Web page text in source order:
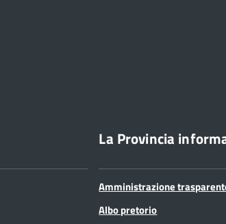
La Provincia
Amministrazione
Albo pretorio